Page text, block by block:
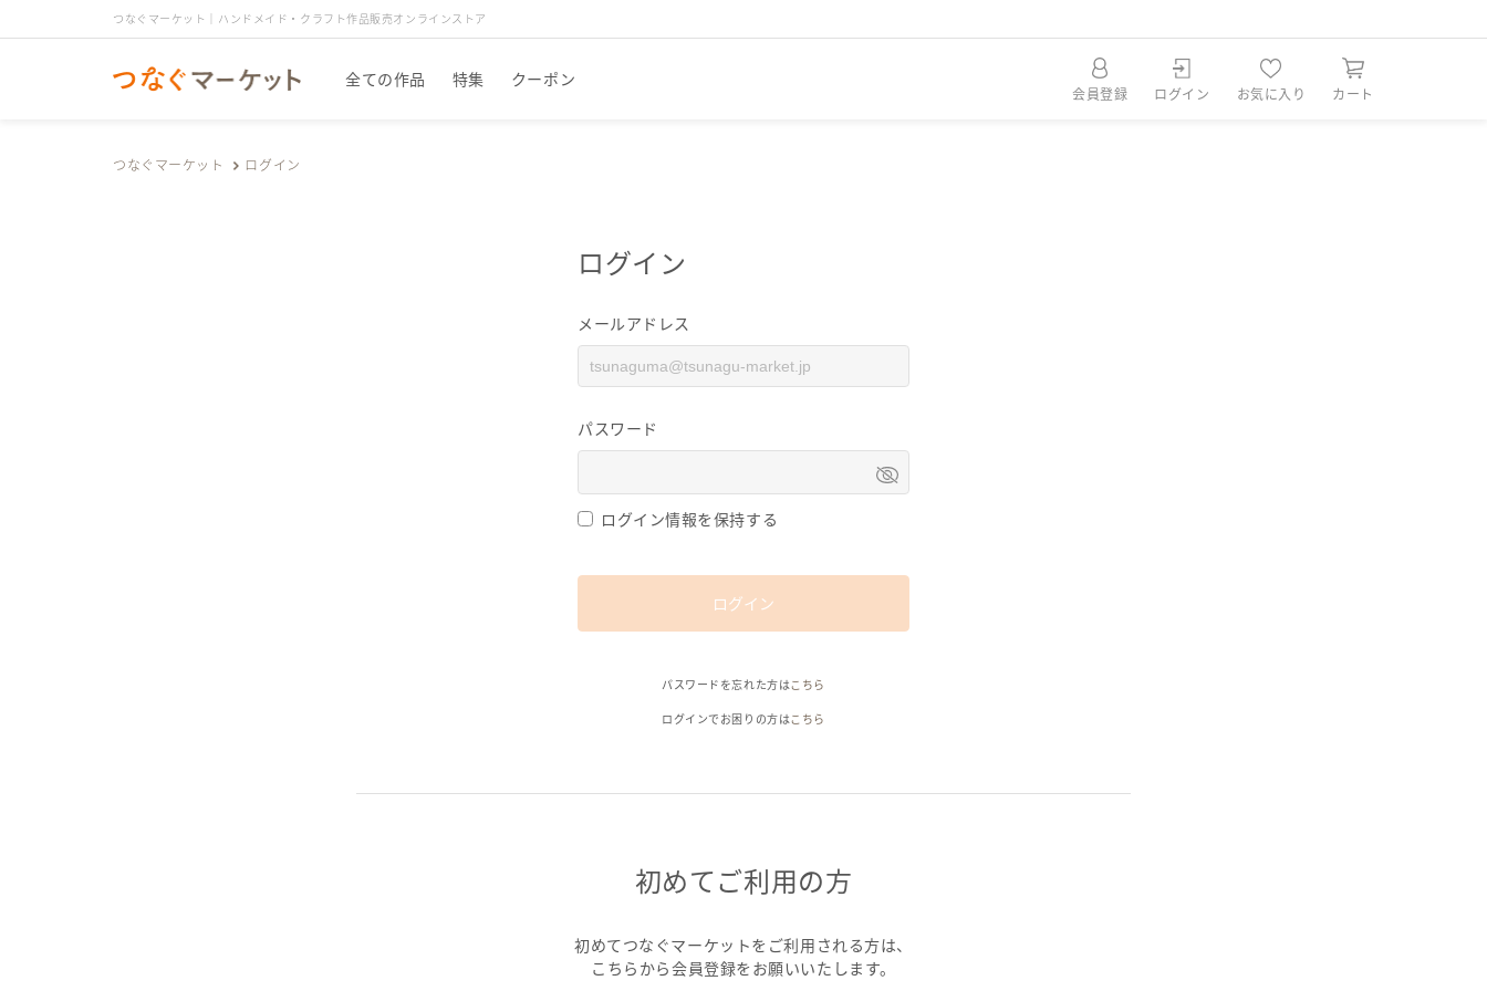
つなぐマーケット｜ハンドメイド・クラフト作品販売オンラインストア
全ての作品 特集 クーポン
会員登録 ログイン お気に入り カート
つなぐマーケット ログイン
ログイン
メールアドレス
パスワード
ログイン情報を保持する
ログイン
パスワードを忘れた方はこちら
ログインでお困りの方はこちら
初めてご利用の方
初めてつなぐマーケットをご利用される方は、
こちらから会員登録をお願いいたします。